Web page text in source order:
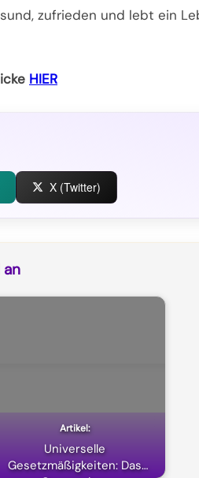
zufrieden und lebt ein
HIER
X (Twitter)
Universelle
Gesetzmäßigkeiten: Das